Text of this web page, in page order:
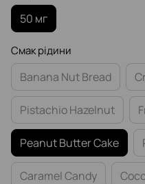
50 мг
Смак рідини
Banana Nut Bread
Pistachio Hazelnut
Peanut Butter Cake
Caramel Candy